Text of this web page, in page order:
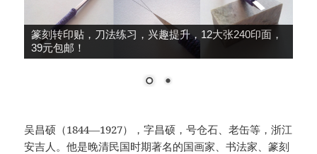
大师推荐，细柳系列手工冷作，鸟虫篆、朱文篆刻
刀，49元包邮！
吴昌硕（1844—1927），字昌硕，号仓石、老缶等，浙江
安吉人。他是晚清民国时期著名的国画家、书法家、篆刻